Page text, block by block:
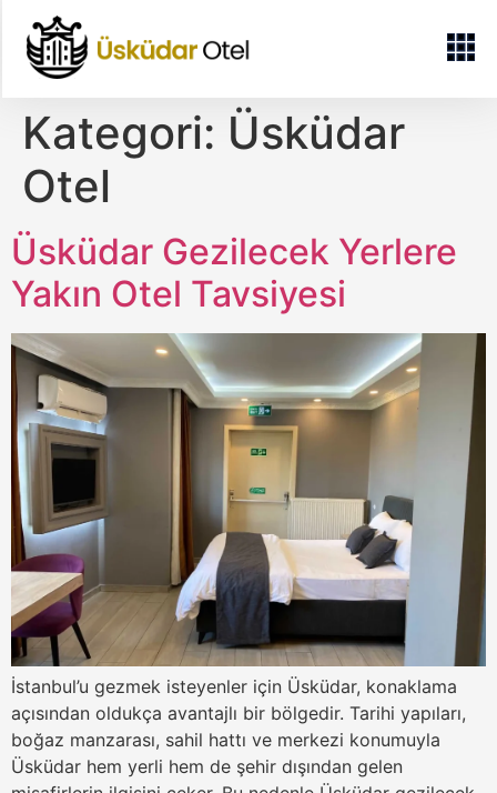
Kategori: Üsküdar
Otel
Üsküdar Gezilecek Yerlere
Yakın Otel Tavsiyesi
İstanbul’u gezmek isteyenler için Üsküdar, konaklama
açısından oldukça avantajlı bir bölgedir. Tarihi yapıları,
boğaz manzarası, sahil hattı ve merkezi konumuyla
Üsküdar hem yerli hem de şehir dışından gelen